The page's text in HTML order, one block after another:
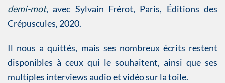
demi-mot, avec Sylvain Frérot, Paris, Éditions des
Crépuscules, 2020.
Il nous a quittés, mais ses nombreux écrits restent
disponibles à ceux qui le souhaitent, ainsi que ses
multiples interviews audio et vidéo sur la toile.